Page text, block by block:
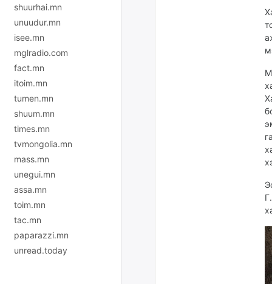
shuurhai.mn
unuudur.mn
isee.mn
mglradio.com
fact.mn
itoim.mn
tumen.mn
shuum.mn
times.mn
tvmongolia.mn
mass.mn
unegui.mn
assa.mn
toim.mn
tac.mn
paparazzi.mn
unread.today